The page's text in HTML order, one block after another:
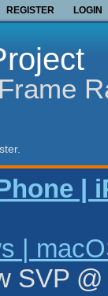
REGISTER LOGIN
|
|
SVP